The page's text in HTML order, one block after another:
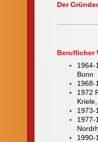
Der
Beruflicher
1964-
Bonn
1968-
1972
1973-
1977-